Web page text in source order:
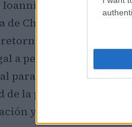
Ioannides,
de Chipre, ha
y aumentará las
a permanecer en la
para la Presidencia
la política migratoria
y Asilo, siempre